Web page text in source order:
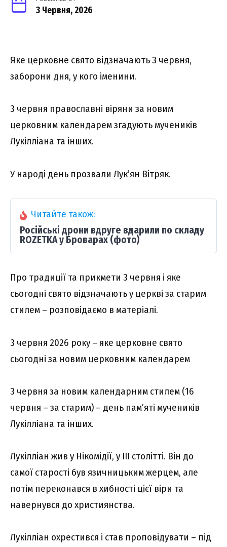
3 Червня, 2026
Яке церковне свято відзначають 3 червня,
заборони дня, у кого іменини.
3 червня православні віряни за новим
церковним календарем згадують мучеників
Лукілліана та інших.
У народі день прозвали Лук’ян Вітряк.
Читайте також:
Російські дрони вдруге вдарили по складу
ROZETKA у Броварах (фото)
Про традиції та прикмети 3 червня і яке
сьогодні свято відзначають у церкві за старим
стилем – розповідаємо в матеріалі.
3 червня 2026 року – яке церковне свято
сьогодні за новим церковним календарем
3 червня за новим календарним стилем (16
червня – за старим) – день пам’яті мучеників
Лукілліана та інших.
Лукілліан жив у Нікомідії, у III столітті. Він до
самої старості був язичницьким жерцем, але
потім переконався в хибності цієї віри та
навернувся до християнства.
Лукілліан охрестився і став проповідувати – під